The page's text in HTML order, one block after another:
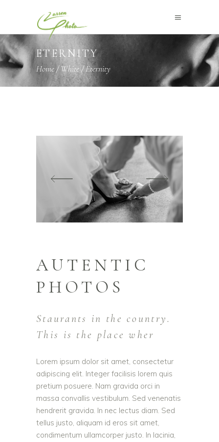
ETERNITY
Home/White/Eternity
AUTENTIC
PHOTOS
Staurants in the country.
This is the place wher
Lorem ipsum dolor sit amet, consectetur
adipiscing elit. Integer facilisis lorem quis
pretium posuere. Nam gravida orci in
massa convallis vestibulum. Sed venenatis
hendrerit gravida. In nec lectus diam. Sed
tellus justo, aliquam id eros sit amet,
condimentum ullamcorper justo. In lacinia,